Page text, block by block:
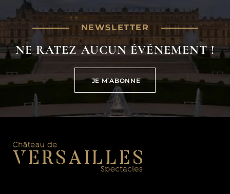
NEWSLETTER
NE RATEZ AUCUN ÉVÉNEMENT !
JE M’ABONNE
JE M’ABONNE